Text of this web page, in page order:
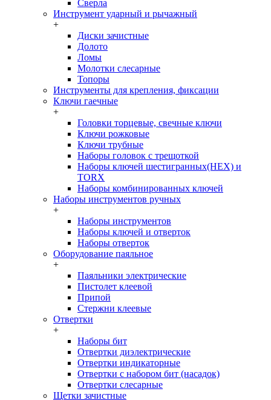
Сверла
Инструмент ударный и рычажный
+
Диски зачистные
Долото
Ломы
Молотки слесарные
Топоры
Инструменты для крепления, фиксации
Ключи гаечные
+
Головки торцевые, свечные ключи
Ключи рожковые
Ключи трубные
Наборы головок c трещоткой
Наборы ключей шестигранных(HEX) и
TORX
Наборы комбинированных ключей
Наборы инструментов ручных
+
Наборы инструментов
Наборы ключей и отверток
Наборы отверток
Оборудование паяльное
+
Паяльники электрические
Пистолет клеевой
Припой
Стержни клеевые
Отвертки
+
Наборы бит
Отвертки диэлектрические
Отвертки индикаторные
Отвертки с набором бит (насадок)
Отвертки слесарные
Щетки зачистные